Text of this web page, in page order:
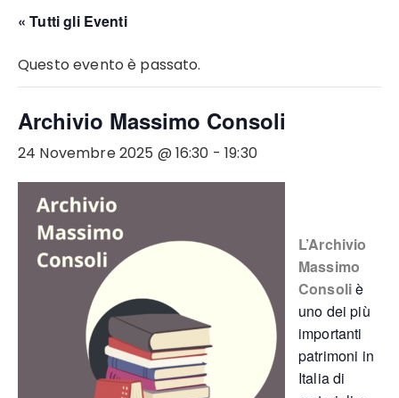
« Tutti gli Eventi
Questo evento è passato.
Archivio Massimo Consoli
24 Novembre 2025 @ 16:30 -19:30
L’Archivio
Massimo
Consoliè
uno dei più
importanti
patrimoni in
Italia di